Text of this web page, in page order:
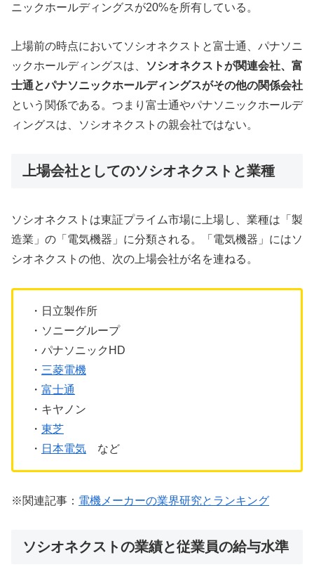
ニックホールディングスが20%を所有している。
上場前の時点においてソシオネクストと富士通、パナソニ
ックホールディングスは、
ソシオネクストが関連会社、富
士通とパナソニックホールディングスがその他の関係会社
という関係である。つまり富士通やパナソニックホールデ
ィングスは、ソシオネクストの親会社ではない。
上場会社としてのソシオネクストと業種
ソシオネクストは東証プライム市場に上場し、業種は「製
造業」の「電気機器」に分類される。「電気機器」にはソ
シオネクストの他、次の上場会社が名を連ねる。
・日立製作所
・ソニーグループ
・パナソニックHD
・ 三菱電機
・ 富士通
・キヤノン
・ 東芝
・ 日本電気 など
※関連記事： 電機メーカーの業界研究とランキング
ソシオネクストの業績と従業員の給与水準